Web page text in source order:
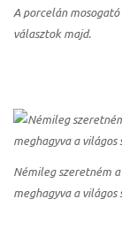
A porcelán
választok majd.
Némileg szeretném
meghagyva a